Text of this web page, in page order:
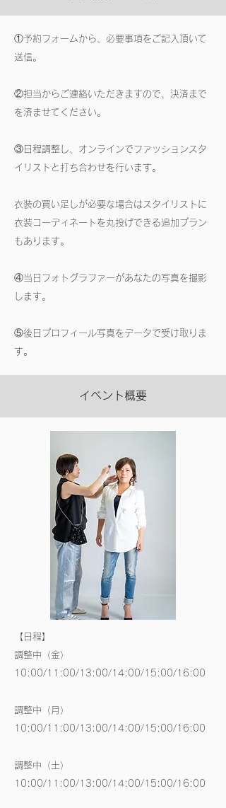
①予約フォームから、必要事項をご記入頂いて
送信。
②担当からご連絡いただきますので、決済まで
を済ませてください。
③日程調整し、オンラインでファッションスタ
イリストと打ち合わせを行います。
衣装の買い足しが必要な場合はスタイリストに
衣装コーディネートを丸投げできる追加プラン
もあります。
④当日フォトグラファーがあなたの写真を撮影
します。
⑤後日プロフィール写真をデータで受け取りま
す。
イベント概要
【日程】
調整中（金）
10:00/11:00/13:00/14:00/15:00/16:00
調整中（月）
10:00/11:00/13:00/14:00/15:00/16:00
調整中（土）
10:00/11:00/13:00/14:00/15:00/16:00